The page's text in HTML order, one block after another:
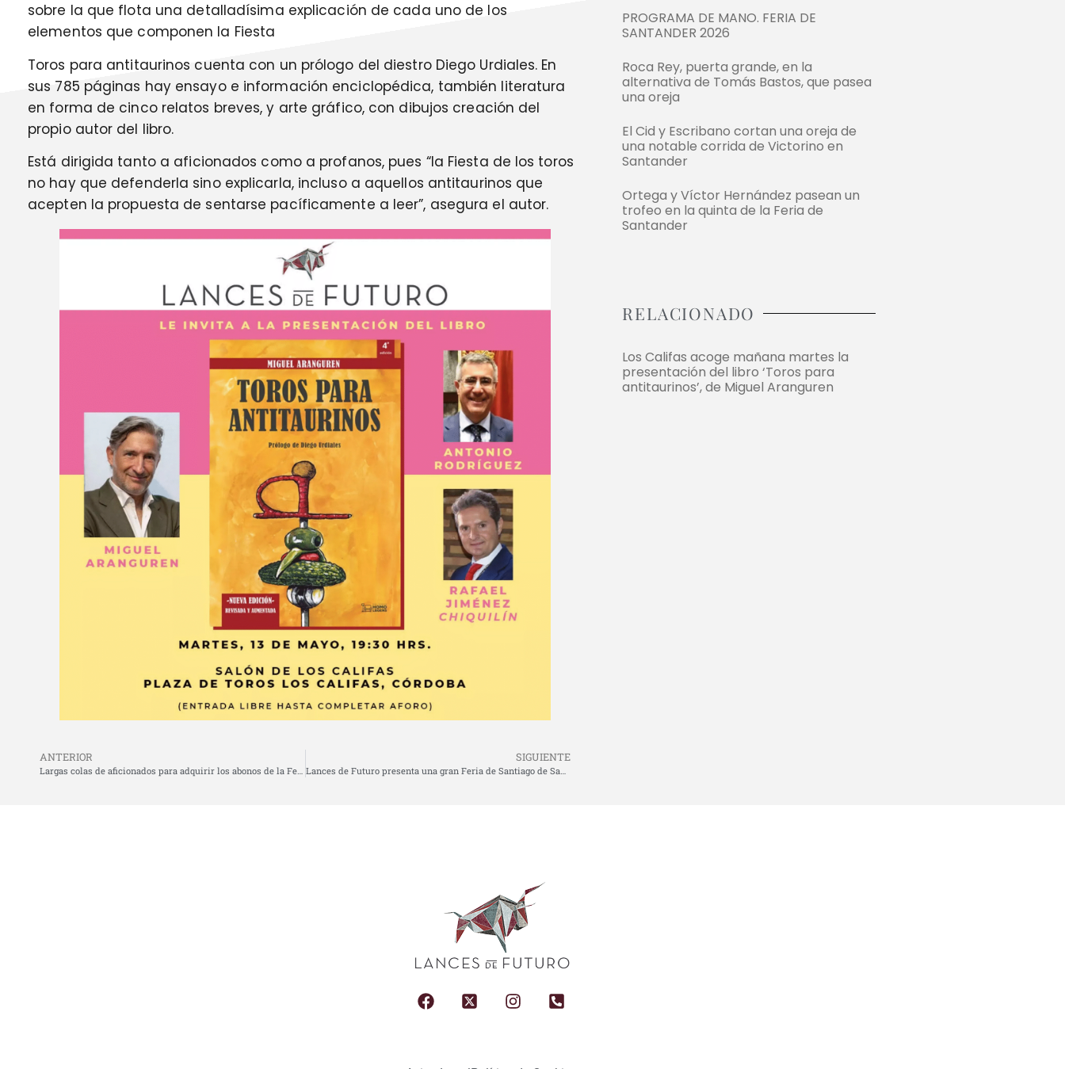
sobre la que flota una detalladísima explicación de cada uno de los
elementos que componen la Fiesta
Toros para antitaurinos cuenta con un prólogo del diestro Diego Urdiales. En
sus 785 páginas hay ensayo e información enciclopédica, también literatura
en forma de cinco relatos breves, y arte gráfico, con dibujos creación del
propio autor del libro.
Está dirigida tanto a aficionados como a profanos, pues “la Fiesta de los toros
no hay que defenderla sino explicarla, incluso a aquellos antitaurinos que
acepten la propuesta de sentarse pacíficamente a leer”, asegura el autor.
ANTERIOR
Largas colas de aficionados para adquirir los abonos de la Feria de Cáceres 2025
SIGUIENTE
Lances de Futuro presenta una gran Feria de Santiago de Santander
PROGRAMA DE MANO. FERIA DE
SANTANDER 2026
Roca Rey, puerta grande, en la
alternativa de Tomás Bastos, que pasea
una oreja
El Cid y Escribano cortan una oreja de
una notable corrida de Victorino en
Santander
Ortega y Víctor Hernández pasean un
trofeo en la quinta de la Feria de
Santander
RELACIONADO
Los Califas acoge mañana martes la
presentación del libro ‘Toros para
antitaurinos’, de Miguel Aranguren